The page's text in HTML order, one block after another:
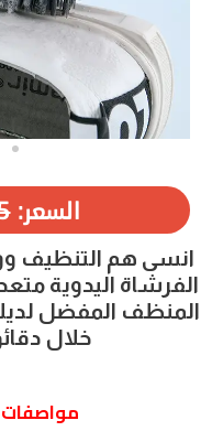
السعر:
انسى هم التنظيف
الفرشاة اليدوية
المنظف المفضل
خلال
مواصفات